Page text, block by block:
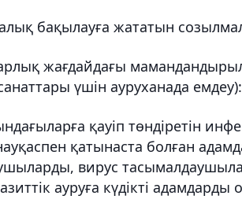
бақылауға жататын
жағдайдағы
санаттары үшін ауруханада емдеу):
қауіп төндіретін
қатынаста болған
вирус
ауруға күдікті адамдарды